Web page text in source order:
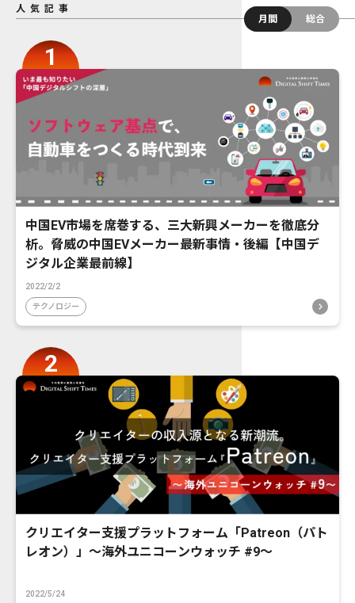
人気記事
月間
総合
中国EV市場を席巻する、三大新興メーカーを徹底分
析。脅威の中国EVメーカー最新事情・後編【中国デ
ジタル企業最前線】
2022/2/2
テクノロジー
クリエイター支援プラットフォーム「Patreon（パト
レオン）」〜海外ユニコーンウォッチ #9〜
2022/5/24